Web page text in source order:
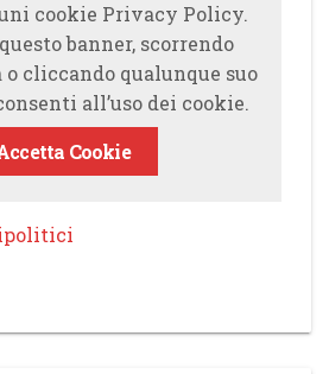
cookie Privacy Policy.
banner, scorrendo
o cliccando qualunque suo
all’uso dei cookie.
Cookie